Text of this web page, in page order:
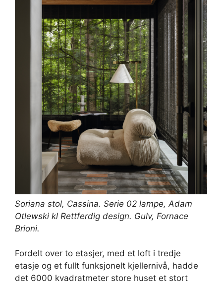
Soriana stol, Cassina. Serie 02 lampe, Adam
Otlewski kl Rettferdig design. Gulv, Fornace
Brioni.
Fordelt over to etasjer, med et loft i tredje
etasje og et fullt funksjonelt kjellernivå, hadde
det 6000 kvadratmeter store huset et stort